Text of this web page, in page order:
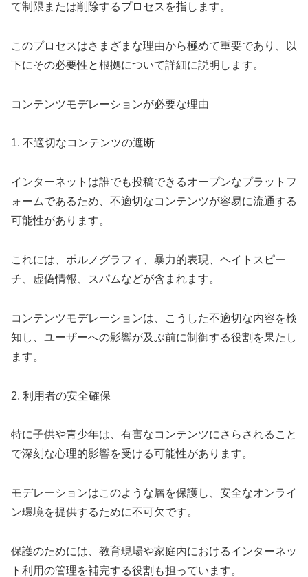
て制限または削除するプロセスを指します。
このプロセスはさまざまな理由から極めて重要であり、以
下にその必要性と根拠について詳細に説明します。
コンテンツモデレーションが必要な理由
1. 不適切なコンテンツの遮断
インターネットは誰でも投稿できるオープンなプラットフ
ォームであるため、不適切なコンテンツが容易に流通する
可能性があります。
これには、ポルノグラフィ、暴力的表現、ヘイトスピー
チ、虚偽情報、スパムなどが含まれます。
コンテンツモデレーションは、こうした不適切な内容を検
知し、ユーザーへの影響が及ぶ前に制御する役割を果たし
ます。
2. 利用者の安全確保
特に子供や青少年は、有害なコンテンツにさらされること
で深刻な心理的影響を受ける可能性があります。
モデレーションはこのような層を保護し、安全なオンライ
ン環境を提供するために不可欠です。
保護のためには、教育現場や家庭内におけるインターネッ
ト利用の管理を補完する役割も担っています。